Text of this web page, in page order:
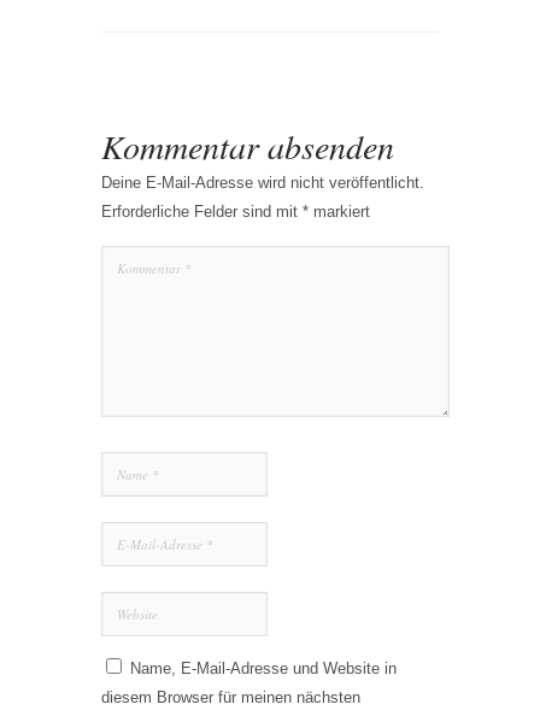
Kommentar absenden
Deine E-Mail-Adresse wird nicht veröffentlicht.
Erforderliche Felder sind mit * markiert
Name, E-Mail-Adresse und Website in
diesem Browser für meinen nächsten